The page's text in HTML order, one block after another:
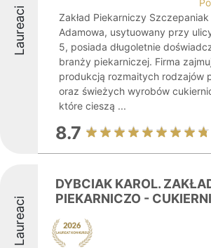
Laureaci
Zakład Piekarniczy Szczepaniak
Adamowa, usytuowany przy
5, posiada długoletnie
branży piekarniczej. Firma
produkcją rozmaitych rodzajów
oraz świeżych wyrobów
które cieszą ...
8.7
Laureaci
DYBCIAK KAROL.
PIEKARNICZO -